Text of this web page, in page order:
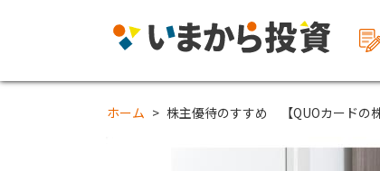
ホーム 株主優待のすすめ 【QUOカードの